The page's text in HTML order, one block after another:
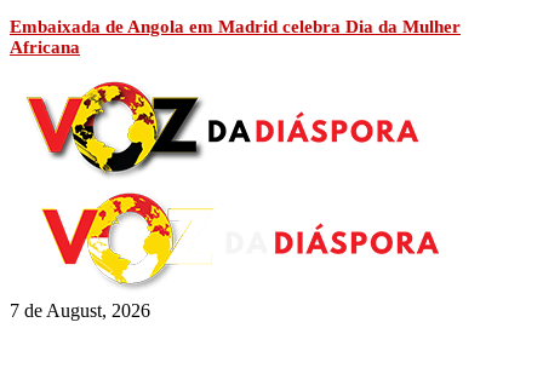
Embaixada de Angola em Madrid celebra Dia da Mulher
Africana
7 de August, 2026